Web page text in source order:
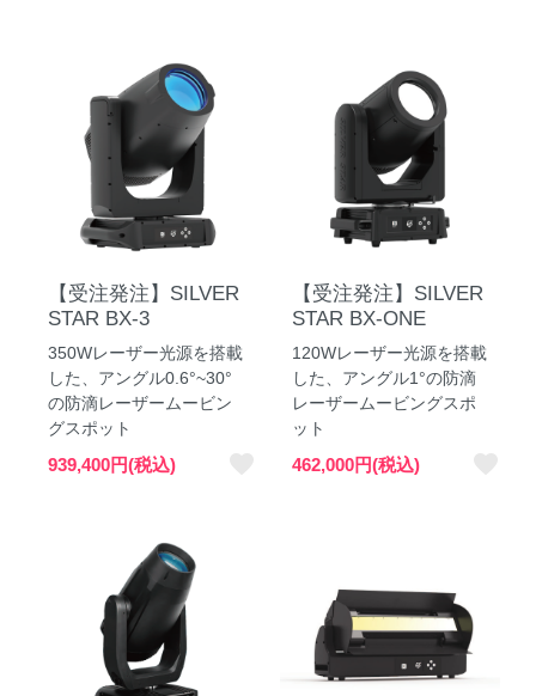
【受注発注】SILVER
STAR BX-3
350Wレーザー光源を搭載
した、アングル0.6°~30°
の防滴レーザームービン
グスポット
939,400円(税込)
【受注発注】SILVER
STAR BX-ONE
120Wレーザー光源を搭載
した、アングル1°の防滴
レーザームービングスポ
ット
462,000円(税込)